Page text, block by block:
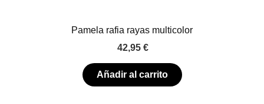
Pamela rafia rayas multicolor
42,95 €
Añadir al carrito